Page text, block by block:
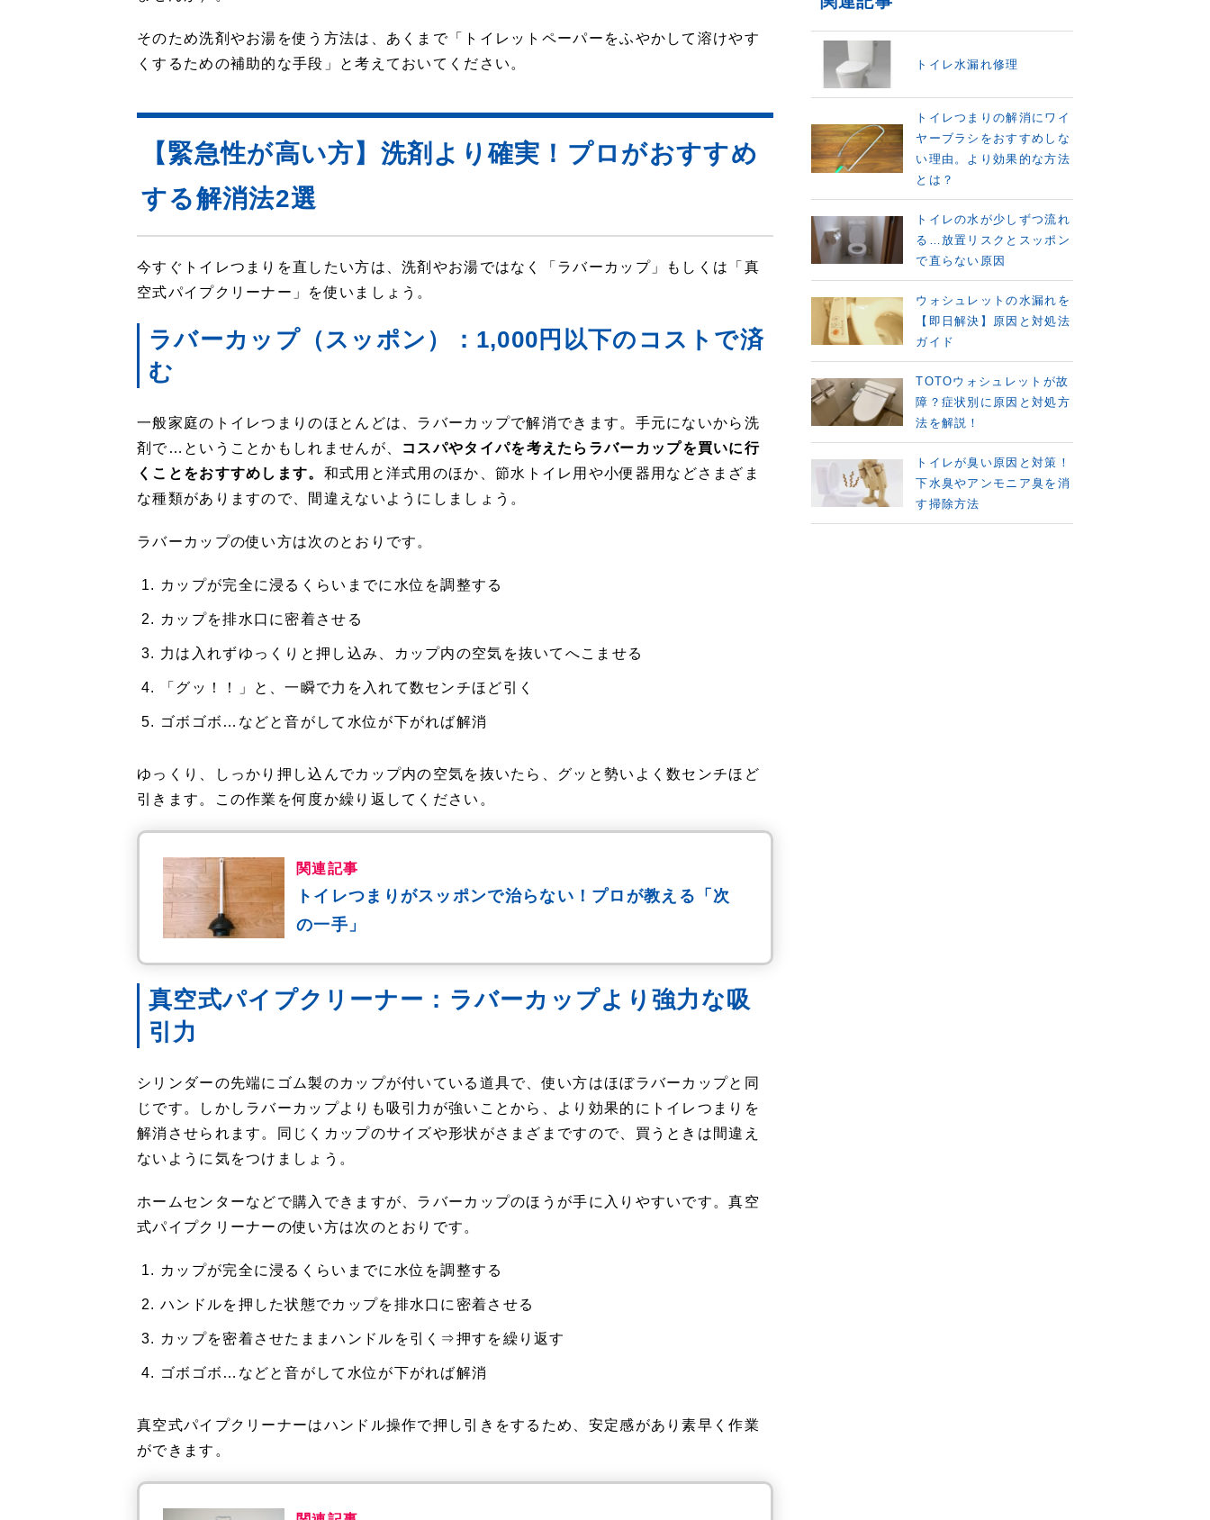
そのため洗剤やお湯を使う方法は、あくまで「トイレットペーパーをふやかして溶けやす
くするための補助的な手段」と考えておいてください。
【緊急性が高い方】洗剤より確実！プロがおすすめ
する解消法2選
今すぐトイレつまりを直したい方は、洗剤やお湯ではなく「ラバーカップ」もしくは「真
空式パイプクリーナー」を使いましょう。
ラバーカップ（スッポン）：1,000円以下のコストで済
む
一般家庭のトイレつまりのほとんどは、ラバーカップで解消できます。手元にないから洗
剤で…ということかもしれませんが、
コスパやタイパを考えたらラバーカップを買いに行
くことをおすすめします。 和式用と洋式用のほか、節水トイレ用や小便器用などさまざま
な種類がありますので、間違えないようにしましょう。
ラバーカップの使い方は次のとおりです。
カップが完全に浸るくらいまでに水位を調整する
カップを排水口に密着させる
力は入れずゆっくりと押し込み、カップ内の空気を抜いてへこませる
「グッ！！」と、一瞬で力を入れて数センチほど引く
ゴボゴボ…などと音がして水位が下がれば解消
ゆっくり、しっかり押し込んでカップ内の空気を抜いたら、グッと勢いよく数センチほど
引きます。この作業を何度か繰り返してください。
関連記事
トイレつまりがスッポンで治らない！プロが教える「次
の一手」
真空式パイプクリーナー：ラバーカップより強力な吸
引力
シリンダーの先端にゴム製のカップが付いている道具で、使い方はほぼラバーカップと同
じです。しかしラバーカップよりも吸引力が強いことから、より効果的にトイレつまりを
解消させられます。同じくカップのサイズや形状がさまざまですので、買うときは間違え
ないように気をつけましょう。
ホームセンターなどで購入できますが、ラバーカップのほうが手に入りやすいです。真空
式パイプクリーナーの使い方は次のとおりです。
カップが完全に浸るくらいまでに水位を調整する
ハンドルを押した状態でカップを排水口に密着させる
カップを密着させたままハンドルを引く⇒押すを繰り返す
ゴボゴボ…などと音がして水位が下がれば解消
真空式パイプクリーナーはハンドル操作で押し引きをするため、安定感があり素早く作業
ができます。
トイレ水漏れ修理
トイレつまりの解消にワイ
ヤーブラシをおすすめしな
い理由。より効果的な方法
とは？
トイレの水が少しずつ流れ
る…放置リスクとスッポン
で直らない原因
ウォシュレットの水漏れを
【即日解決】原因と対処法
ガイド
TOTOウォシュレットが故
障？症状別に原因と対処方
法を解説！
トイレが臭い原因と対策！
下水臭やアンモニア臭を消
す掃除方法